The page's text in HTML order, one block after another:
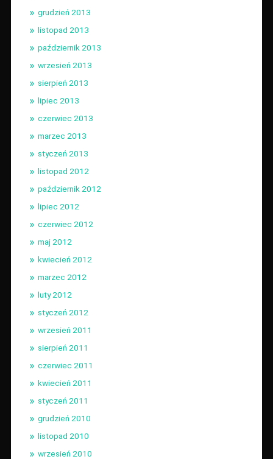
grudzień 2013
listopad 2013
październik 2013
wrzesień 2013
sierpień 2013
lipiec 2013
czerwiec 2013
marzec 2013
styczeń 2013
listopad 2012
październik 2012
lipiec 2012
czerwiec 2012
maj 2012
kwiecień 2012
marzec 2012
luty 2012
styczeń 2012
wrzesień 2011
sierpień 2011
czerwiec 2011
kwiecień 2011
styczeń 2011
grudzień 2010
listopad 2010
wrzesień 2010